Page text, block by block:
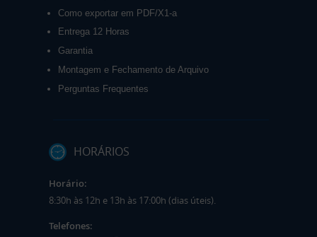
Como exportar em PDF/X1-a
Entrega 12 Horas
Garantia
Montagem e Fechamento de Arquivo
Perguntas Frequentes
HORÁRIOS
Horário:
8:30h às 12h e 13h às 17:00h (dias úteis).
Telefones: